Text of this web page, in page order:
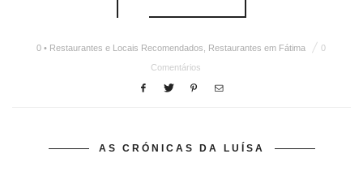
0 • Restaurantes e Locais Recomendados Restaurantes em Fátima
0
Comentários
AS CRÓNICAS DA LUÍSA